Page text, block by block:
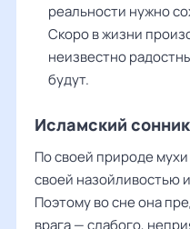
реальности нужно
Скоро в жизни
неизвестно
будут.
Исламский
По своей природе
своей назойливостью
Поэтому во сне она
врага — слабого,